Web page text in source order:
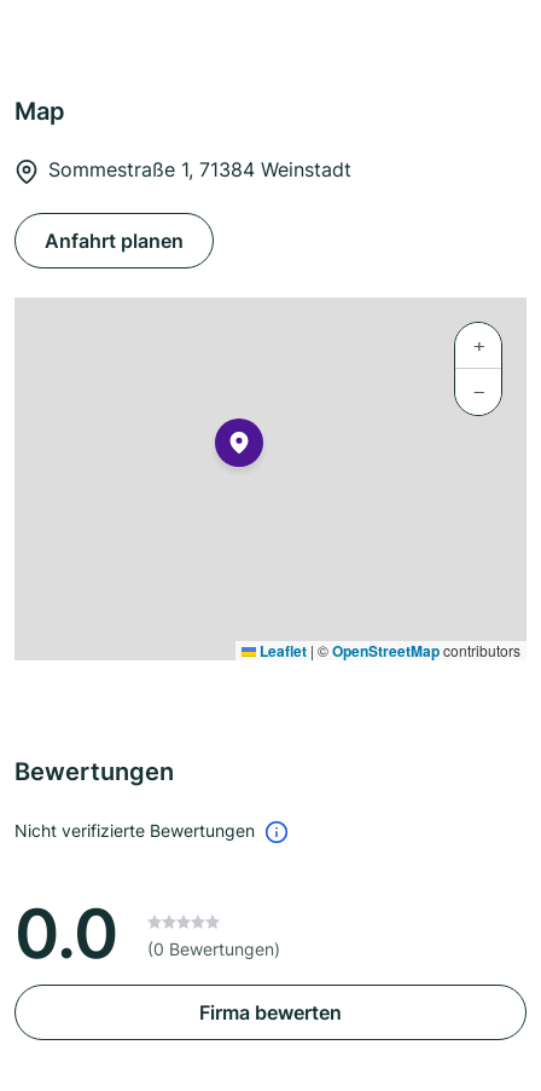
Map
Sommestraße 1, 71384 Weinstadt
Anfahrt planen
+
−
Leaflet | ©OpenStreetMapcontributors
Bewertungen
Nicht verifizierte Bewertungen
0.0 (0 Bewertungen)
Firma bewerten